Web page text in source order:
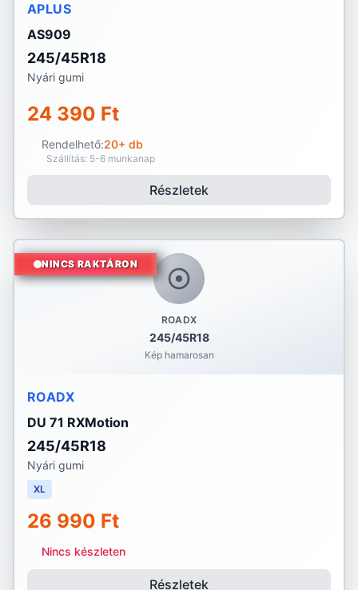
APLUS
AS909
245/45R18
Nyári gumi
24 390 Ft
Rendelhető:20+ db
Szállítás: 5-6 munkanap
Részletek
ROADX
245/45R18
Kép hamarosan
NINCS RAKTÁRON
ROADX
DU 71 RXMotion
245/45R18
Nyári gumi
XL
26 990 Ft
Nincs készleten
Részletek